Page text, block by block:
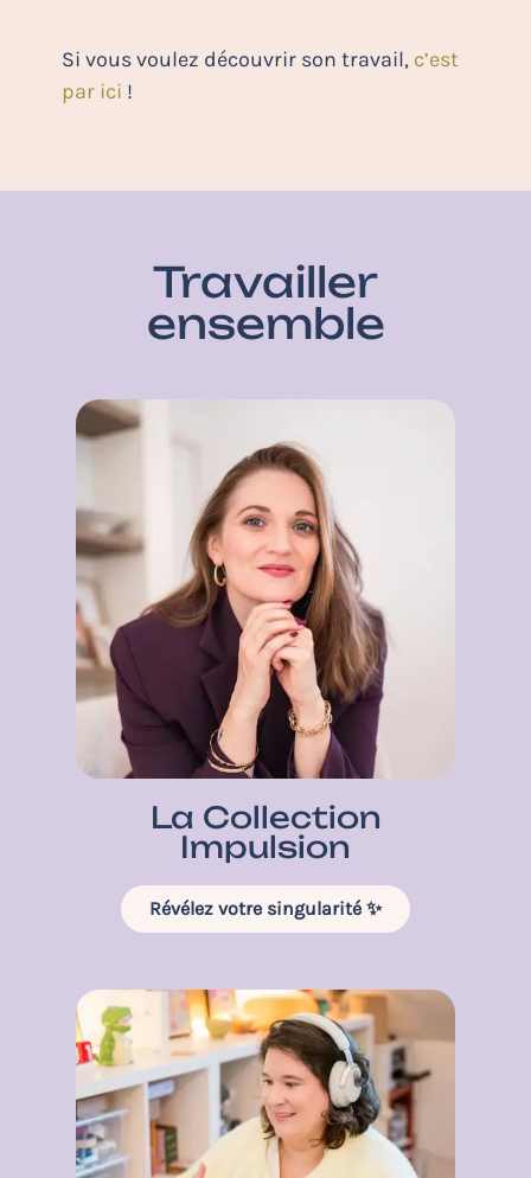
Si vous voulez découvrir son travail, c’est
par ici !
Travailler
ensemble​
La Collection
Impulsion
Révélez votre singularité ✨